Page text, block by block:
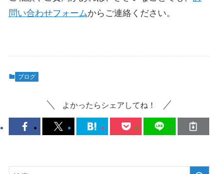
問い合わせフォームからご連絡ください。
ブログ
よかったらシェアしてね！